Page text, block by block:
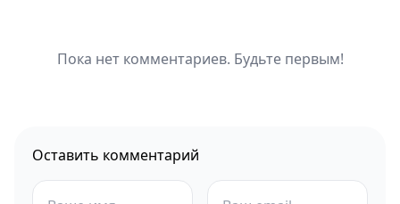
Пока нет комментариев. Будьте первым!
Оставить комментарий